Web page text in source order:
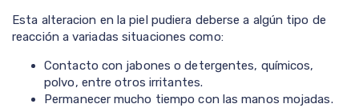
Esta alteracion en la piel pudiera deberse a algún tipo de
reacción a variadas situaciones como:
Contacto con jabones o detergentes, químicos,
polvo, entre otros irritantes.
Permanecer mucho tiempo con las manos mojadas.